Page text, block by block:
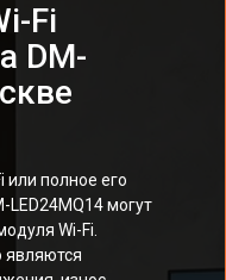
Fi
DM-
или полное его
LED24MQ14 могут
Wi-Fi.
являются